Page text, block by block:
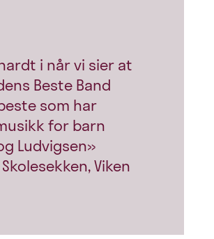
i når vi sier at
Beste Band
som har
for barn
Ludvigsen»
Viken